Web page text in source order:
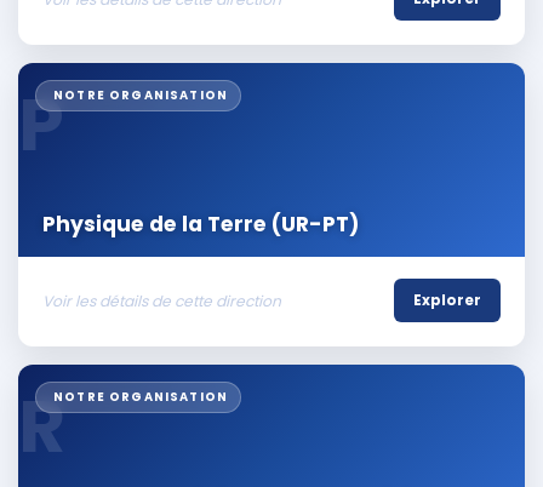
PNOTRE ORGANISATION
Physique de la Terre (UR-PT)
Voir les détails de cette direction Explorer
RNOTRE ORGANISATION